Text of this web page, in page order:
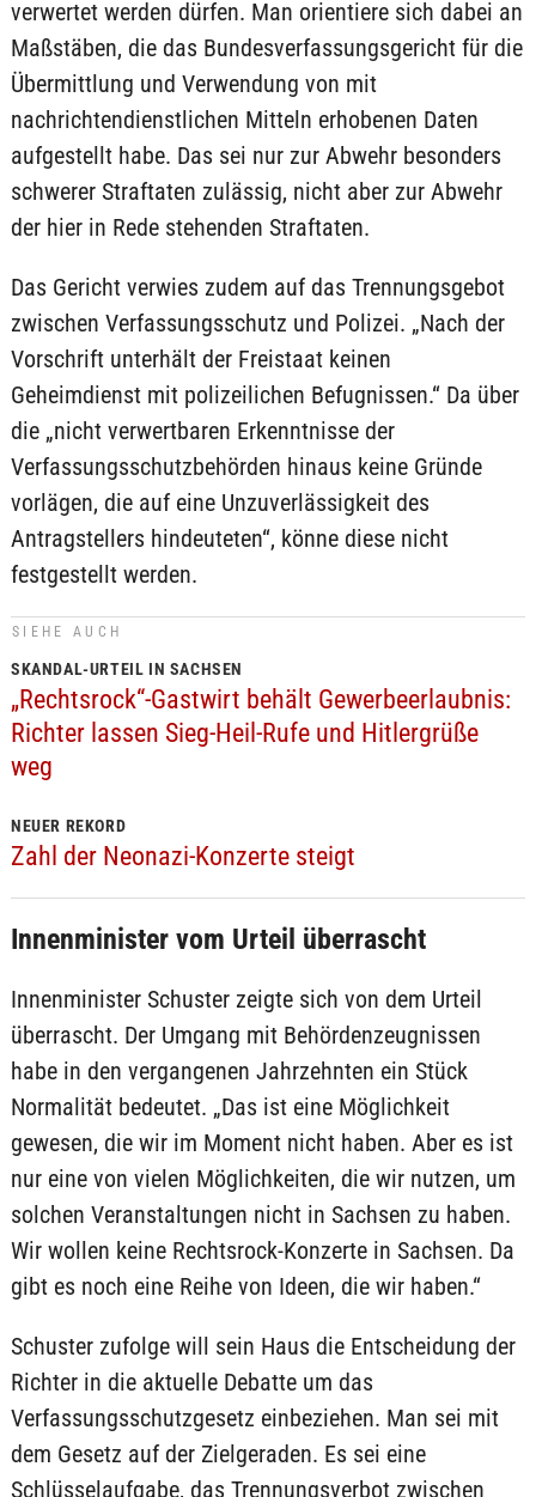
verwertet werden dürfen. Man orientiere sich dabei an
Maßstäben, die das Bundesverfassungsgericht für die
Übermittlung und Verwendung von mit
nachrichtendienstlichen Mitteln erhobenen Daten
aufgestellt habe. Das sei nur zur Abwehr besonders
schwerer Straftaten zulässig, nicht aber zur Abwehr
der hier in Rede stehenden Straftaten.
Das Gericht verwies zudem auf das Trennungsgebot
zwischen Verfassungsschutz und Polizei. „Nach der
Vorschrift unterhält der Freistaat keinen
Geheimdienst mit polizeilichen Befugnissen.“ Da über
die „nicht verwertbaren Erkenntnisse der
Verfassungsschutzbehörden hinaus keine Gründe
vorlägen, die auf eine Unzuverlässigkeit des
Antragstellers hindeuteten“, könne diese nicht
festgestellt werden.
SIEHE AUCH
SKANDAL-URTEIL IN SACHSEN
„Rechtsrock“-Gastwirt behält Gewerbeerlaubnis:
Richter lassen Sieg-Heil-Rufe und Hitlergrüße
weg
NEUER REKORD
Zahl der Neonazi-Konzerte steigt
Innenminister vom Urteil überrascht
Innenminister Schuster zeigte sich von dem Urteil
überrascht. Der Umgang mit Behördenzeugnissen
habe in den vergangenen Jahrzehnten ein Stück
Normalität bedeutet. „Das ist eine Möglichkeit
gewesen, die wir im Moment nicht haben. Aber es ist
nur eine von vielen Möglichkeiten, die wir nutzen, um
solchen Veranstaltungen nicht in Sachsen zu haben.
Wir wollen keine Rechtsrock-Konzerte in Sachsen. Da
gibt es noch eine Reihe von Ideen, die wir haben.“
Schuster zufolge will sein Haus die Entscheidung der
Richter in die aktuelle Debatte um das
Verfassungsschutzgesetz einbeziehen. Man sei mit
dem Gesetz auf der Zielgeraden. Es sei eine
Schlüsselaufgabe, das Trennungsverbot zwischen